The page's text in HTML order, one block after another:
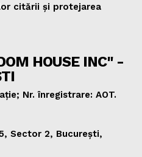
citării și protejarea
HOUSE INC" -
Nr. înregistrare: AOT.
Sector 2, București,